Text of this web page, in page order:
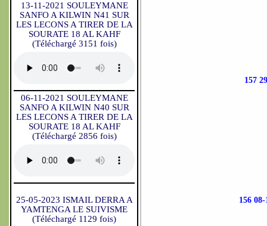
13-11-2021 SOULEYMANE
SANFO A KILWIN N41 SUR
LES LECONS A TIRER DE LA
SOURATE 18 AL KAHF
(Téléchargé 3151 fois)
06-11-2021 SOULEYMANE
SANFO A KILWIN N40 SUR
LES LECONS A TIRER DE LA
SOURATE 18 AL KAHF
(Téléchargé 2856 fois)
25-05-2023 ISMAIL DERRA A
YAMTENGA LE SUIVISME
(Téléchargé 1129 fois)
157
156